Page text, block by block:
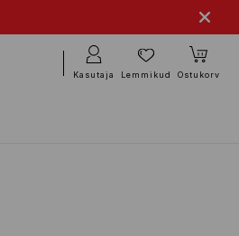
Kasutaja Lemmikud Ostukorv